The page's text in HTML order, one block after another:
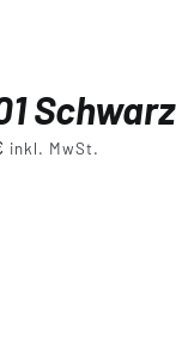
Schwarz
inkl. MwSt.